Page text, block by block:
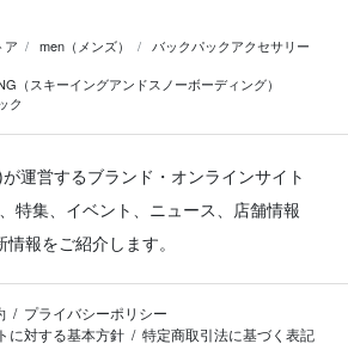
ア men（メンズ）
バックパックアクセサリー
（スキーイングアンドスノーボーディング）
ク
運営するブランド・オンラインサイト
特集、イベント、ニュース、店舗情報
報をご紹介します。
プライバシーポリシー
に対する基本方針
特定商取引法に基づく表記